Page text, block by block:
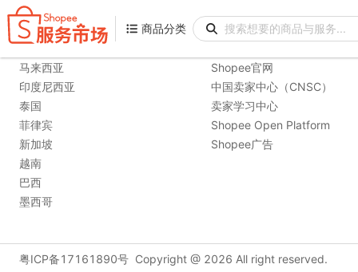
商品分类
商品分类
购物站点
马来西亚
印度尼西亚
泰国
菲律宾
新加坡
越南
巴西
墨西哥
相关链接
Shopee官网
中国卖家中心（CNSC）
卖家学习中心
Shopee Open Platform
Shopee广告
粤ICP备17161890号 Copyright @ 2026 All right reserved.